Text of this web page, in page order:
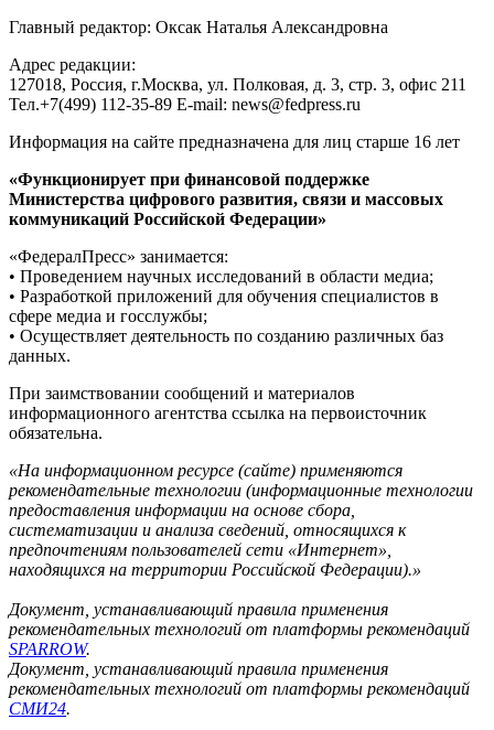
Главный редактор: Оксак Наталья Александровна
Адрес редакции:
127018, Россия, г.Москва, ул. Полковая, д. 3, стр. 3, офис 211
Тел.+7(499) 112-35-89 E-mail: news@fedpress.ru
Информация на сайте предназначена для лиц старше 16 лет
«Функционирует при финансовой поддержке
Министерства цифрового развития, связи и массовых
коммуникаций Российской Федерации»
«ФедералПресс» занимается:
• Проведением научных исследований в области медиа;
• Разработкой приложений для обучения специалистов в
сфере медиа и госслужбы;
• Осуществляет деятельность по созданию различных баз
данных.
При заимствовании сообщений и материалов
информационного агентства ссылка на первоисточник
обязательна.
«На информационном ресурсе (сайте) применяются
рекомендательные технологии (информационные технологии
предоставления информации на основе сбора,
систематизации и анализа сведений, относящихся к
предпочтениям пользователей сети «Интернет»,
находящихся на территории Российской Федерации).»
Документ, устанавливающий правила применения
рекомендательных технологий от платформы рекомендаций
SPARROW.
Документ, устанавливающий правила применения
рекомендательных технологий от платформы рекомендаций
СМИ24.